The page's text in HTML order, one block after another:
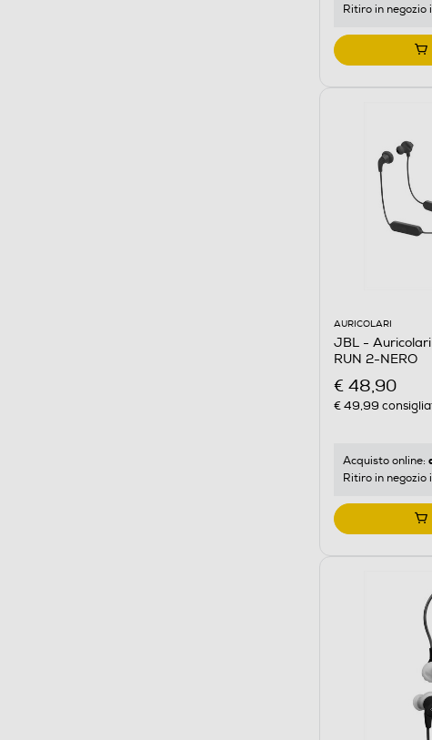
Ritiro in
AURICOLARI
JBL -
RUN 2-NERO
€ 48,90
€ 49,99
Acquisto online:
Ritiro in